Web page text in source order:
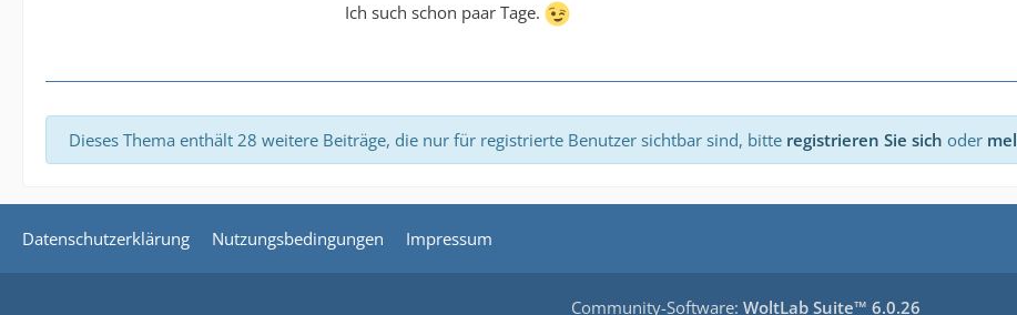
Ich such schon paar Tage.
Dieses Thema enthält 28 weitere Beiträge, die nur für registrierte Benutzer sichtbar sind, bitte registrieren Sie sich oder
Datenschutzerklärung Nutzungsbedingungen Impressum
Community-Software: WoltLab Suite™ 6.0.26